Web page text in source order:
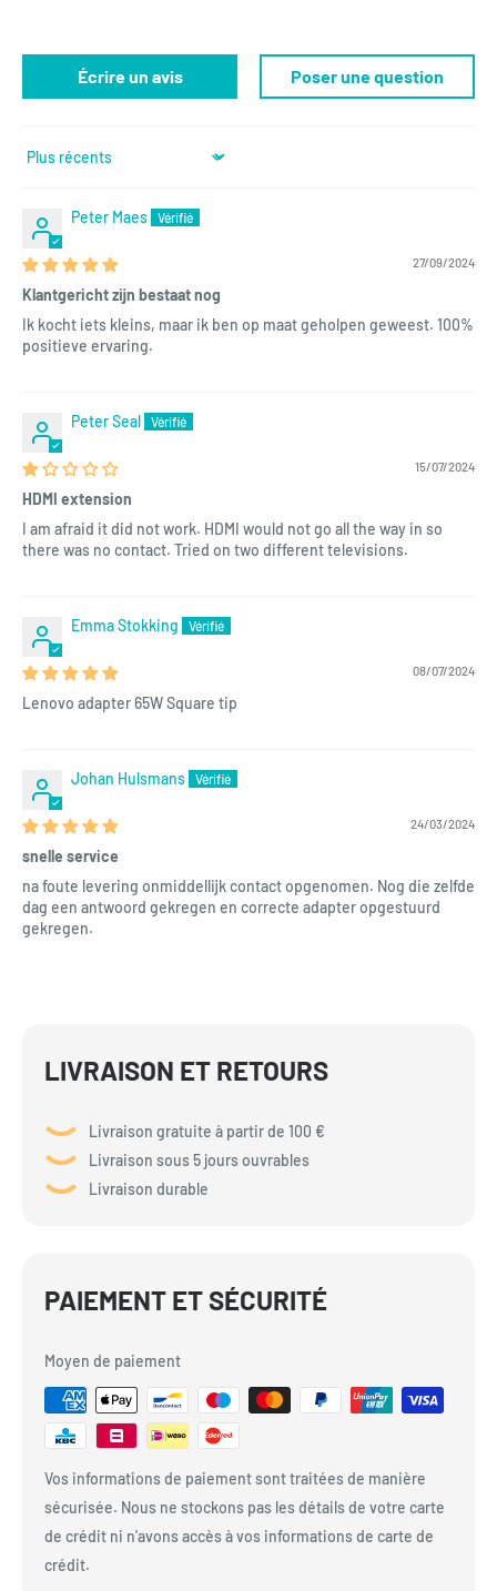
Écrire un avis Poser une question
Sort by
Peter Maes
27/09/2024
Klantgericht zijn bestaat nog
Ik kocht iets kleins, maar ik ben op maat geholpen geweest. 100%
positieve ervaring.
Peter Seal
15/07/2024
HDMI extension
I am afraid it did not work. HDMI would not go all the way in so
there was no contact. Tried on two different televisions.
Emma Stokking
08/07/2024
Lenovo adapter 65W Square tip
Johan Hulsmans
24/03/2024
snelle service
na foute levering onmiddellijk contact opgenomen. Nog die zelfde
dag een antwoord gekregen en correcte adapter opgestuurd
gekregen.
LIVRAISON ET RETOURS
Livraison gratuite à partir de 100 €
Livraison sous 5 jours ouvrables
Livraison durable
PAIEMENT ET SÉCURITÉ
Moyen de paiement
Vos informations de paiement sont traitées de manière
sécurisée. Nous ne stockons pas les détails de votre carte
de crédit ni n'avons accès à vos informations de carte de
crédit.